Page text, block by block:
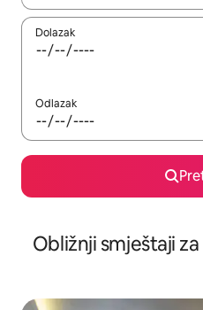
Dolazak
Odlazak
Obližnji smještaji